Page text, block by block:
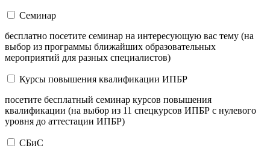
Семинар
бесплатно посетите семинар на интересующую вас тему (на
выбор из программы ближайших образовательных
мероприятий для разных специалистов)
Курсы повышения квалификации ИПБР
посетите бесплатный семинар курсов повышения
квалификации (на выбор из 11 спецкурсов ИПБР с нулевого
уровня до аттестации ИПБР)
СБиС